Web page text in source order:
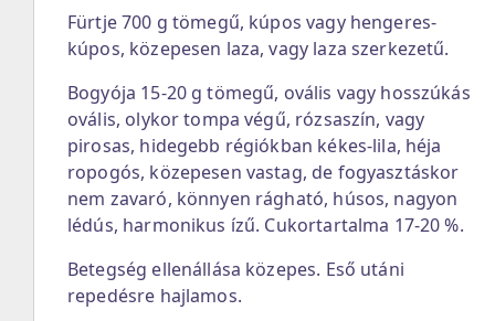
Fürtje 700 g tömegű, kúpos vagy hengeres-
kúpos, közepesen laza, vagy laza szerkezetű.
Bogyója 15-20 g tömegű, ovális vagy hosszúkás
ovális, olykor tompa végű, rózsaszín, vagy
pirosas, hidegebb régiókban kékes-lila, héja
ropogós, közepesen vastag, de fogyasztáskor
nem zavaró, könnyen rágható, húsos, nagyon
lédús, harmonikus ízű. Cukortartalma 17-20 %.
Betegség ellenállása közepes. Eső utáni
repedésre hajlamos.